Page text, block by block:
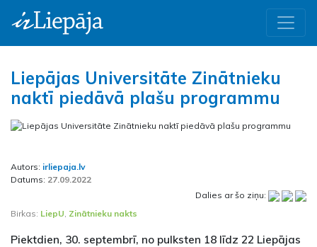
Liepājas Universitāte Zinātnieku
naktī piedāvā plašu programmu
Autors: irliepaja.lv
Datums: 27.09.2022
Dalies ar šo ziņu:
Birkas: LiepU Zinātnieku nakts
Piektdien, 30. septembrī, no pulksten 18 līdz 22 Liepājas